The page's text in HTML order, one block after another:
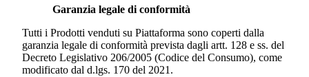
Garanzia legale di conformità
Tutti i Prodotti venduti su Piattaforma sono coperti dalla
garanzia legale di conformità prevista dagli artt. 128 e ss. del
Decreto Legislativo 206/2005 (Codice del Consumo), come
modificato dal d.lgs. 170 del 2021.